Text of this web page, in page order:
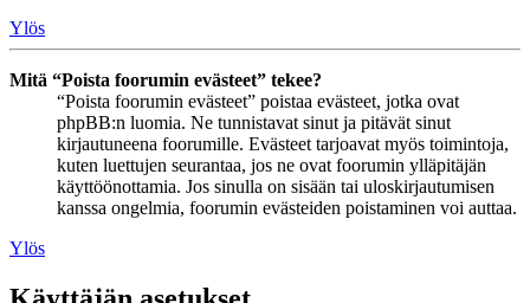
Ylös
Mitä “Poista foorumin evästeet” tekee?
“Poista foorumin evästeet” poistaa evästeet, jotka ovat
phpBB:n luomia. Ne tunnistavat sinut ja pitävät sinut
kirjautuneena foorumille. Evästeet tarjoavat myös toimintoja,
kuten luettujen seurantaa, jos ne ovat foorumin ylläpitäjän
käyttöönottamia. Jos sinulla on sisään tai uloskirjautumisen
kanssa ongelmia, foorumin evästeiden poistaminen voi auttaa.
Ylös